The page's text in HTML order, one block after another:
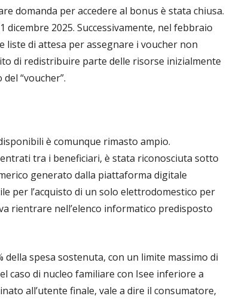
domanda per accedere al bonus è stata chiusa.
2025. Successivamente, nel febbraio
liste di attesa per assegnare i voucher non
di redistribuire parte delle risorse inizialmente
“voucher”.
è comunque rimasto ampio.
tra i beneficiari, è stata riconosciuta sotto
generato dalla piattaforma digitale
per l’acquisto di un solo elettrodomestico per
rientrare nell’elenco informatico predisposto
spesa sostenuta, con un limite massimo di
caso di nucleo familiare con Isee inferiore a
all’utente finale, vale a dire il consumatore,